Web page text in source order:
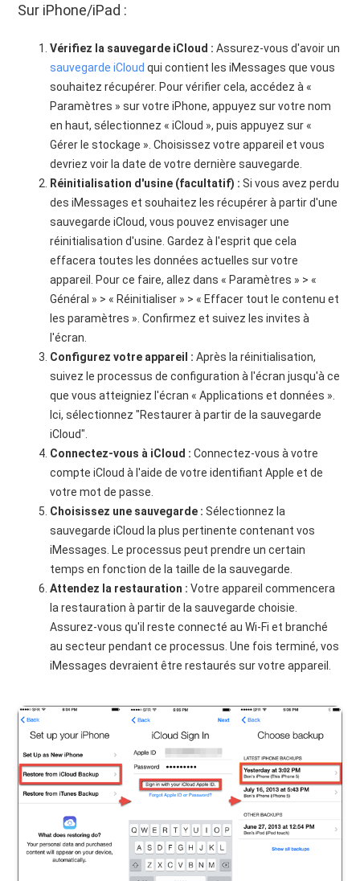
Sur iPhone/iPad :
Vérifiez la sauvegarde iCloud : Assurez-vous d'avoir un
sauvegarde iCloud qui contient les iMessages que vous
souhaitez récupérer. Pour vérifier cela, accédez à «
Paramètres » sur votre iPhone, appuyez sur votre nom
en haut, sélectionnez « iCloud », puis appuyez sur «
Gérer le stockage ». Choisissez votre appareil et vous
devriez voir la date de votre dernière sauvegarde.
Réinitialisation d'usine (facultatif) : Si vous avez perdu
des iMessages et souhaitez les récupérer à partir d'une
sauvegarde iCloud, vous pouvez envisager une
réinitialisation d'usine. Gardez à l'esprit que cela
effacera toutes les données actuelles sur votre
appareil. Pour ce faire, allez dans « Paramètres » > «
Général » > « Réinitialiser » > « Effacer tout le contenu et
les paramètres ». Confirmez et suivez les invites à
l'écran.
Configurez votre appareil : Après la réinitialisation,
suivez le processus de configuration à l'écran jusqu'à ce
que vous atteigniez l'écran « Applications et données ».
Ici, sélectionnez "Restaurer à partir de la sauvegarde
iCloud".
Connectez-vous à iCloud : Connectez-vous à votre
compte iCloud à l'aide de votre identifiant Apple et de
votre mot de passe.
Choisissez une sauvegarde : Sélectionnez la
sauvegarde iCloud la plus pertinente contenant vos
iMessages. Le processus peut prendre un certain
temps en fonction de la taille de la sauvegarde.
Attendez la restauration : Votre appareil commencera
la restauration à partir de la sauvegarde choisie.
Assurez-vous qu'il reste connecté au Wi-Fi et branché
au secteur pendant ce processus. Une fois terminé, vos
iMessages devraient être restaurés sur votre appareil.